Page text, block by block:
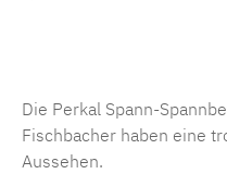
Die Perkal Spann-
Fischbacher haben eine
Aussehen.